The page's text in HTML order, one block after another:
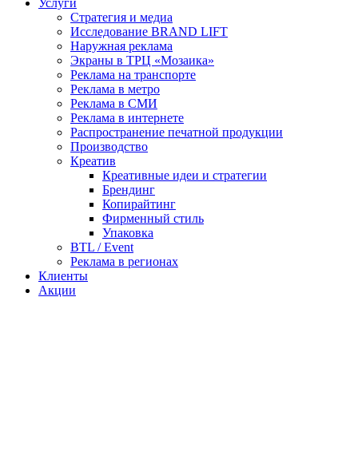
Стратегия и медиа
Исследование BRAND LIFT
Наружная реклама
Экраны в ТРЦ «Мозаика»
Реклама на транспорте
Реклама в метро
Реклама в СМИ
Реклама в интернете
Распространение печатной продукции
Производство
Креатив
Креативные идеи и стратегии
Брендинг
Копирайтинг
Фирменный стиль
Упаковка
BTL / Event
Реклама в регионах
Клиенты
Акции